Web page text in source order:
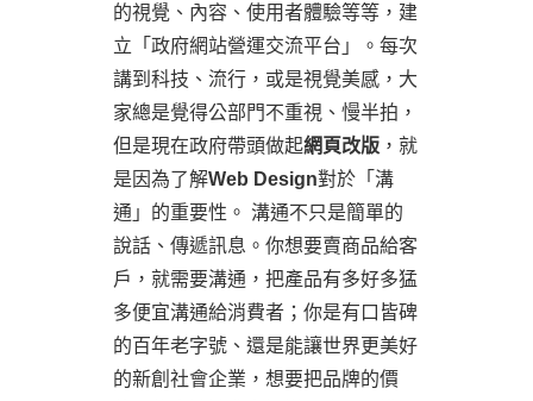
的視覺、內容、使用者體驗等等，建
立「政府網站營運交流平台」。每次
講到科技、流行，或是視覺美感，大
家總是覺得公部門不重視、慢半拍，
但是現在政府帶頭做起網頁改版 ，就
是因為了解Web Design對於「溝
通」的重要性。 溝通不只是簡單的
說話、傳遞訊息。你想要賣商品給客
戶，就需要溝通，把產品有多好多猛
多便宜溝通給消費者；你是有口皆碑
的百年老字號、還是能讓世界更美好
的新創社會企業，想要把品牌的價